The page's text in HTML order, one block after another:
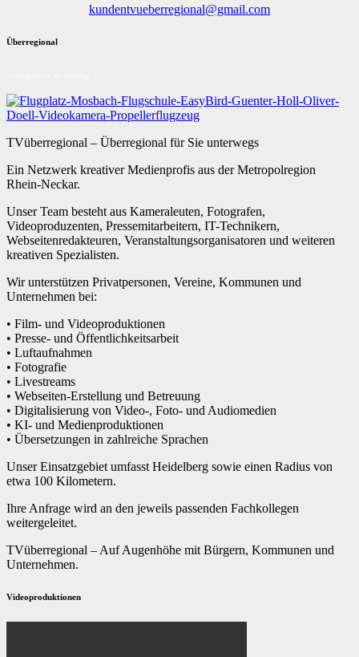
kundentvueberregional@gmail.com
Überregional
TVüberregional – Überregional für Sie unterwegs
Ein Netzwerk kreativer Medienprofis aus der Metropolregion
Rhein-Neckar.
Unser Team besteht aus Kameraleuten, Fotografen,
Videoproduzenten, Pressemitarbeitern, IT-Technikern,
Webseitenredakteuren, Veranstaltungsorganisatoren und weiteren
kreativen Spezialisten.
Wir unterstützen Privatpersonen, Vereine, Kommunen und
Unternehmen bei:
• Film- und Videoproduktionen
• Presse- und Öffentlichkeitsarbeit
• Luftaufnahmen
• Fotografie
• Livestreams
• Webseiten-Erstellung und Betreuung
• Digitalisierung von Video-, Foto- und Audiomedien
• KI- und Medienproduktionen
• Übersetzungen in zahlreiche Sprachen
Unser Einsatzgebiet umfasst Heidelberg sowie einen Radius von
etwa 100 Kilometern.
Ihre Anfrage wird an den jeweils passenden Fachkollegen
weitergeleitet.
TVüberregional – Auf Augenhöhe mit Bürgern, Kommunen und
Unternehmen.
Videoproduktionen